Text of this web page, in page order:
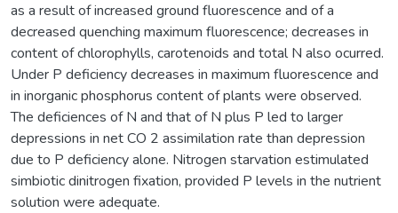
as a result of increased ground fluorescence and of a
decreased quenching maximum fluorescence; decreases in
content of chlorophylls, carotenoids and total N also ocurred.
Under P deficiency decreases in maximum fluorescence and
in inorganic phosphorus content of plants were observed.
The deficiences of N and that of N plus P led to larger
depressions in net CO 2 assimilation rate than depression
due to P deficiency alone. Nitrogen starvation estimulated
simbiotic dinitrogen fixation, provided P levels in the nutrient
solution were adequate.